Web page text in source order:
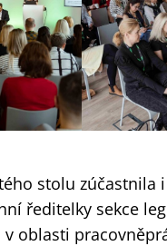
stolu zúčastnila
ředitelky sekce
oblasti